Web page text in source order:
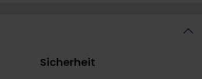
Sicherheit